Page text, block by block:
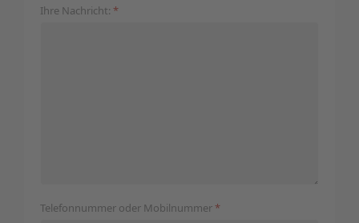
Ihre Nachricht: *
Telefonnummer oder Mobilnummer*